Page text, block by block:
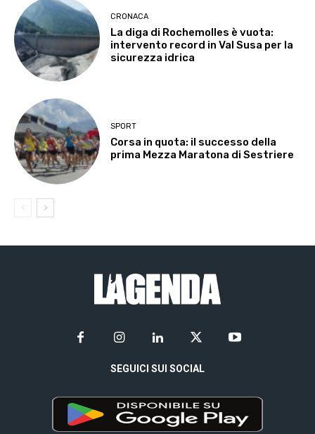
CRONACA
La diga di Rochemolles è vuota:
intervento record in Val Susa per la
sicurezza idrica
SPORT
Corsa in quota: il successo della
prima Mezza Maratona di Sestriere
SEGUICI SUI SOCIAL